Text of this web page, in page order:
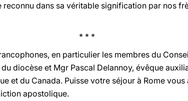
dans sa véritable signification par nos
* * *
en particulier les membres du
diocèse et Mgr Pascal Delannoy, évêque
et du Canada. Puisse votre séjour à Rome
apostolique.